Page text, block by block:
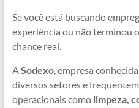
Se você está buscando
experiência ou não terminou
chance real.
ASodexo, empresa
diversos setores e
operacionais como limpeza,